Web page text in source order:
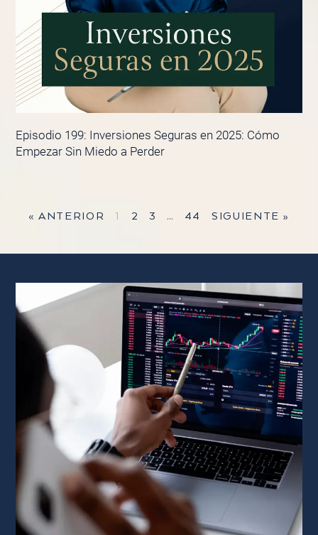
Episodio 199: Inversiones Seguras en 2025: Cómo
Empezar Sin Miedo a Perder
« ANTERIOR 1 2 3 … 44 SIGUIENTE »